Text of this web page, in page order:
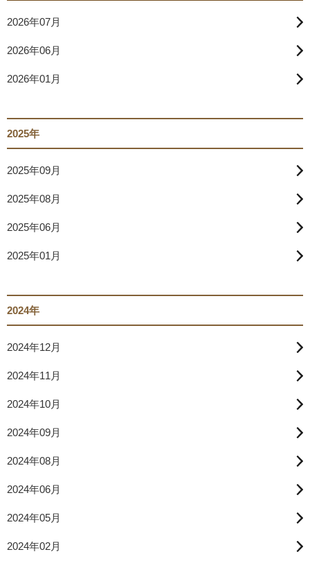
2026年07月
2026年06月
2026年01月
2025年
2025年09月
2025年08月
2025年06月
2025年01月
2024年
2024年12月
2024年11月
2024年10月
2024年09月
2024年08月
2024年06月
2024年05月
2024年02月